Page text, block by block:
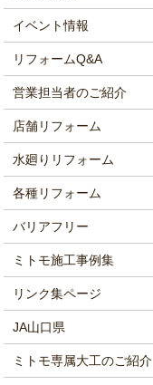
イベント情報
リフォームQ&A
営業担当者のご紹介
店舗リフォーム
水廻りリフォーム
各種リフォーム
バリアフリー
ミトモ施工事例集
リンク集ページ
JA山口県
ミトモ専属大工のご紹介